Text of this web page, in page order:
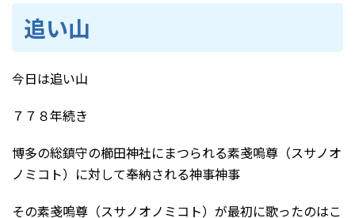
追い山
今日は追い山
７７８年続き
博多の総鎮守の櫛田神社にまつられる素戔嗚尊（スサノオ
ノミコト）に対して奉納される神事神事
その素戔嗚尊（スサノオノミコト）が最初に歌ったのはこ